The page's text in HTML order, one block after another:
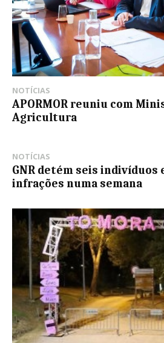
NOTÍCIAS
APORMOR reuniu com
Agricultura
NOTÍCIAS
GNR detém seis indivíduos
infrações numa semana